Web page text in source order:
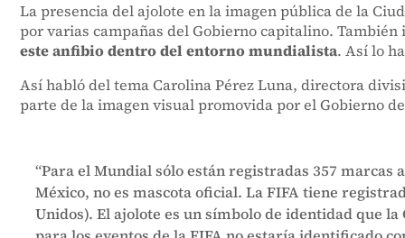
La presencia del ajolote en la imagen pública de la
por varias campañas del Gobierno capitalino.
este anfibio dentro del entorno mundialista. Así lo
Así habló del tema Carolina Pérez Luna, directora
parte de la imagen visual promovida por el Gobierno
“Para el Mundial sólo están registradas 357 marcas
México, no es mascota oficial. La FIFA tiene
Unidos). El ajolote es un símbolo de identidad que